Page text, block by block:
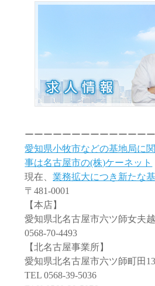
ーーーーーーーーーーーーー
愛知県小牧市などの基地局に
事は名古屋市の(株)ケーネット
現在、業務拡大につき新たな
〒481-0001
【本店】
愛知県北名古屋市六ツ師女夫
0568-70-4493
【北名古屋事業所】
愛知県北名古屋市六ツ師町田
TEL 0568-39-5036